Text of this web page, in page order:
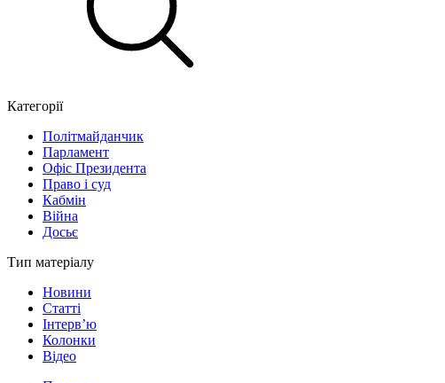
Категорії
Політмайданчик
Парламент
Офіс Президента
Право і суд
Кабмін
Війна
Досьє
Тип матеріалу
Новини
Статті
Інтерв’ю
Колонки
Відео